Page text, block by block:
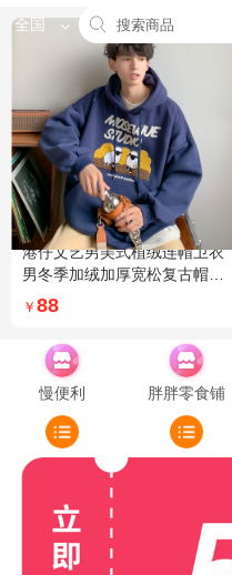
全国
港仔文艺男美式植绒连帽卫衣
男冬季加绒加厚宽松复古帽衫
外套 XXL 加绒 5XL 灰色加绒
￥ 88
慢便利 胖胖零食铺